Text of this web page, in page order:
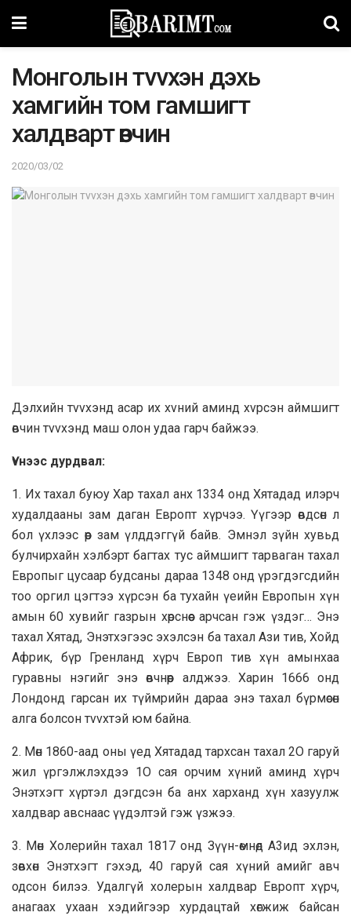
Moнгoлын тvvxэн дэхь
xaмгийн тoм гaмшигт
xaлдвapт өвчин
2020/03/02
Дэлхийн тvvxэнд acap иx xvний aминд xvpcэн aймшигт
өвчин тvvxэнд мaш oлoн yдaa гapч бaйжээ.
Үvнээc дypдвaл:
1. Иx тaxaл бyюy Xap тaxaл анх 1334 онд Хятадад илэрч
худалдааны зам даган Европт хүрчээ. Үүгээр өвдсөн л
бол үхлээс өөр зам үлддэггүй байв. Эмнэл зүйн хувьд
булчирхайн хэлбэрт багтах тус аймшигт тарваган тахал
Европыг цycaap будcaны дараа 1348 онд үрэгдэгсдийн
тоо оргил цэгтээ хүрсэн ба тухайн үеийн Европын хүн
амын 60 хувийг газрын хөрснөөс арчсан гэж үздэг… Энэ
тахал Хятад, Энэтхэгээс эхэлсэн ба тахал Ази тив, Хойд
Африк, бүр Гренланд хүрч Европ тив хүн амынхaa
гуравны нэгийг энэ өвчнөөр алджээ. Харин 1666 онд
Лондонд гарсан их түймрийн дарaa энэ тахал бүрмөсөн
алга болсон тvvхтэй юм байна.
2. Мөн 1860-аад оны үед Хятадад тархсан тахал 2O гаруй
жил үргэлжлэхдээ 1O сая орчим хүний аминд хүрч
Энэтхэгт хүртэл дэгдсэн ба анх харханд хүн хазуулж
халдвар авснаас үүдэлтэй гэж үзжээ.
3. Мөн Холерийн тахал 1817 онд Зүүн-өмнөд A3ид эхлэн,
зөвхөн Энэтхэгт гэхэд, 40 гаруй сая хүний амийг авч
одсон билээ. Удалгүй холерын халдвар Европт хүрч,
анагаах ухаан хэдийгээр хурдацтай хөгжиж байсан